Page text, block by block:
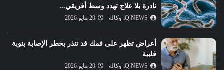
نادرة بلا علاج تهدد وسط أفريقي...
iQ NEWS وكالة 20 مايو 2026
أعراض تظهر على فمك قد تنذر بخطر الإصابة بنوبة
قلبية
iQ NEWS وكالة 20 مايو 2026